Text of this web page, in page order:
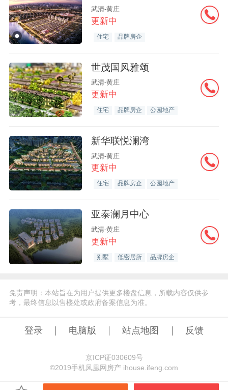
武清-黄庄
更新中
住宅 品牌房企
世茂国风雅颂
武清-黄庄
更新中
住宅 品牌房企 公园地产
新华联悦澜湾
武清-黄庄
更新中
住宅 品牌房企 公园地产
亚泰澜月中心
武清-黄庄
更新中
别墅 低密居所 品牌房企
免责声明：本站旨在为用户提供更多楼盘信息，所载内容仅供参
考，最终信息以售楼处或政府备案信息为准。
登录 电脑版 站点地图 反馈
京ICP证030609号
©️2019手机凤凰网房产 ihouse.ifeng.com